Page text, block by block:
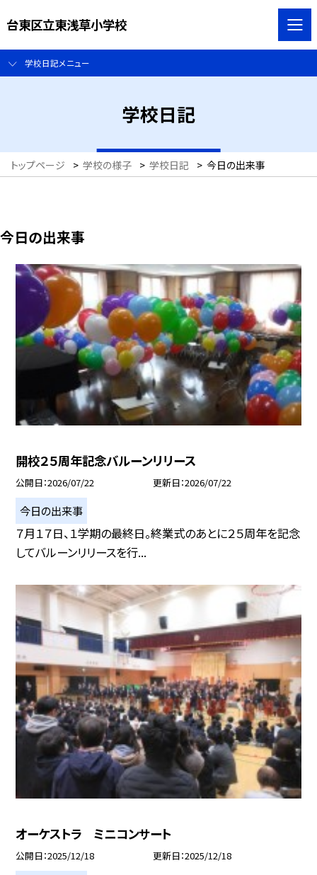
台東区立東浅草小学校
学校日記メニュー
学校日記
トップページ > 学校の様子 > 学校日記 > 今日の出来事
今日の出来事
開校２５周年記念バルーンリリース
公開日 2026/07/22 更新日 2026/07/22
今日の出来事
７月１７日、１学期の最終日。終業式のあとに２５周年を記念
してバルーンリリースを行...
オーケストラ ミニコンサート
公開日 2025/12/18 更新日 2025/12/18